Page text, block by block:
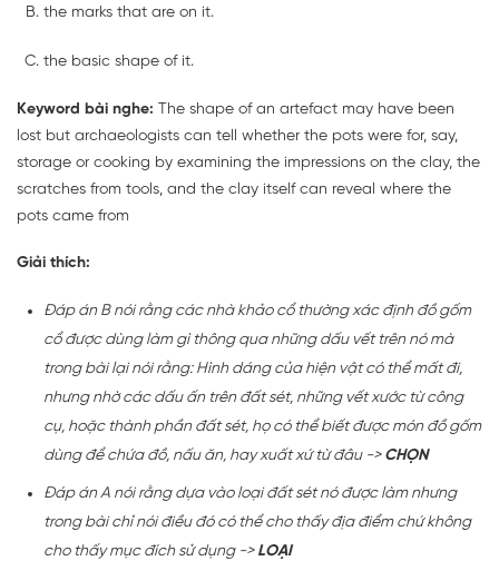
the marks that are on it.
the basic shape of it.
Keyword bài nghe: The shape of an artefact may have been
lost but archaeologists can tell whether the pots were for, say,
storage or cooking by examining the impressions on the clay, the
scratches from tools, and the clay itself can reveal where the
pots came from
Giải thích:
Đáp án B nói rằng các nhà khảo cổ thường xác định đồ gốm
cổ được dùng làm gì thông qua những dấu vết trên nó mà
trong bài lại nói rằng: Hình dáng của hiện vật có thể mất đi,
nhưng nhờ các dấu ấn trên đất sét, những vết xước từ công
cụ, hoặc thành phần đất sét, họ có thể biết được món đồ gốm
dùng để chứa đồ, nấu ăn, hay xuất xứ từ đâu -> CHỌN
Đáp án A nói rằng dựa vào loại đất sét nó được làm nhưng
trong bài chỉ nói điều đó có thể cho thấy địa điểm chứ không
cho thấy mục đích sử dụng -> LOẠI